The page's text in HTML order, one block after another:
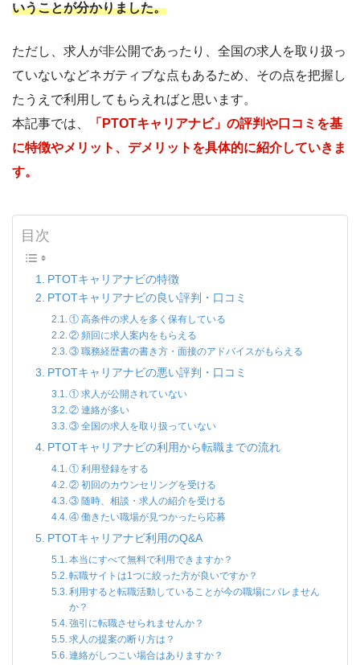
いうことが分かりました。
ただし、求人が非公開であったり、全国の求人を取り扱っ
ていないなどネガティブな点もあるため、その点を把握し
たうえで利用してもらえればと思います。
本記事では、
「PTOTキャリアナビ」の評判や口コミを基
に特徴やメリット、デメリットを具体的に紹介していきま
す。
目次
PTOTキャリアナビの特徴
PTOTキャリアナビの良い評判・口コミ
① 高条件の求人を多く保有している
② 頻回に求人案内をもらえる
③ 職務経歴書の書き方・面接のアドバイスがもらえる
PTOTキャリアナビの悪い評判・口コミ
① 求人が公開されていない
② 連絡が多い
③ 全国の求人を取り扱っていない
PTOTキャリアナビの利用から転職までの流れ
① 利用登録をする
② 初回のカウンセリングを受ける
③ 随時、相談・求人の紹介を受ける
④ 働きたい職場が見つかったら応募
PTOTキャリアナビ利用のQ&A
本当にすべて無料で利用できますか？
転職サイトは1つに絞った方が良いですか？
利用すると転職活動していることが今の職場にバレません
か？
強引に転職させられませんか？
求人の提案の断り方は？
連絡がしつこい場合はありますか？